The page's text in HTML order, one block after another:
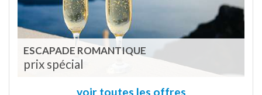
ESCAPADE ROMANTIQUE
prix spécial
voir toutes les offres